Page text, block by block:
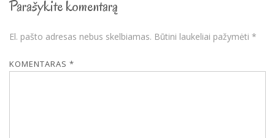
Parašykite komentarą
El. pašto adresas nebus skelbiamas. Būtini laukeliai pažymėti *
KOMENTARAS *